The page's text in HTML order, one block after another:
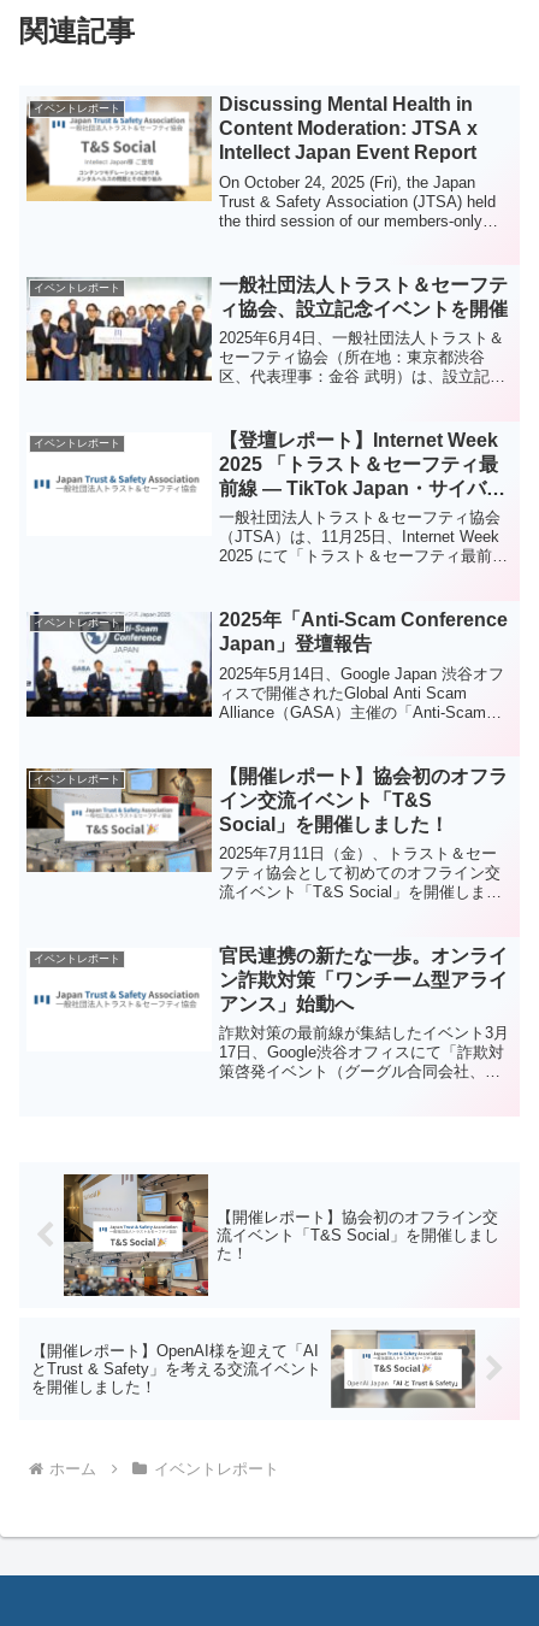
関連記事
イベントレポート
Discussing Mental Health in
Content Moderation: JTSA x
Intellect Japan Event Report
On October 24, 2025 (Fri), the Japan
Trust & Safety Association (JTSA) held
the third session of our members-only
イベントレポート
一般社団法人トラスト＆セーフテ
ィ協会、設立記念イベントを開催
2025年6月4日、一般社団法人トラスト＆
セーフティ協会（所在地：東京都渋谷
区、代表理事：金谷 武明）は、設立記念
した。本イベントには、企業・行政・学
術・NPOなど多様な立場から約 60 名の
関係者が集まり、デジタル社会における
「信頼性」と「安全性」の構築に向けた
産官学連携の新たなハブの始動の場とな
りました。
イベントレポート
【登壇レポート】Internet Week
2025 「トラスト＆セーフティ最
前線 — TikTok Japan・サイバー
エージェントと考えるネットの安
心安全」
一般社団法人トラスト＆セーフティ協会
（JTSA）は、11月25日、Internet Week
2025 にて「トラスト＆セーフティ最前線
ッションに登壇し...
イベントレポート
2025年「Anti-Scam Conference
Japan」登壇報告
2025年5月14日、Google Japan 渋谷オフ
ィスで開催されたGlobal Anti Scam
Alliance（GASA）主催の「Anti-Scam
イベントレポート
【開催レポート】協会初のオフラ
イン交流イベント「T&S
Social」を開催しました！
2025年7月11日（金）、トラスト＆セー
フティ協会として初めてのオフライン交
流イベント「T&S Social」を開催しまし
フィスをお借りし、約30名の会員の皆様
にご参...
イベントレポート
官民連携の新たな一歩。オンライ
ン詐欺対策「ワンチーム型アライ
アンス」始動へ
詐欺対策の最前線が集結したイベント3月
17日、Google渋谷オフィスにて「詐欺対
策啓発イベント（グーグル合同会社、
【開催レポート】協会初のオフライン交
流イベント「T&S Social」を開催しまし
た！
【開催レポート】OpenAI様を迎えて「AI
とTrust & Safety」を考える交流イベント
を開催しました！
ホーム イベントレポート